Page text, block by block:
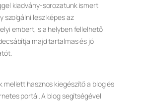
kiadvány-sorozatunk ismert
szolgálni lesz képes az
embert, s a helyben fellelhető
majd tartalmas és jó
hasznos kiegészítő a blog és
portál. A blog segítségével